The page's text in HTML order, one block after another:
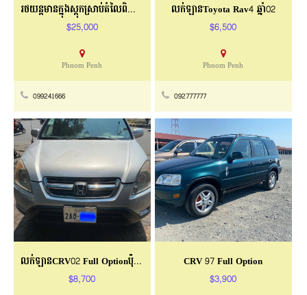
រថយន្ដមានក្នុងស្តុកស្រាប់តំលៃពិសេស
$25,000
Phnom Penh
099241666
លក់ឡាន​Toyota Rav4 ឆ្នាំ02​
$6,500
Phnom Penh
092777777
លក់ឡានCRV02 Full Optionប៉ុង២ ពណ៌ទឹកប្រាក់
$8,700
CRV 97 Full Option
$3,900